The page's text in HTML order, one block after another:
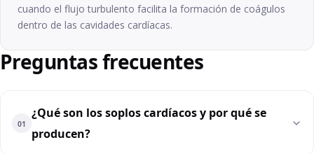
cuando el flujo turbulento facilita la formación de coágulos
dentro de las cavidades cardíacas.
Preguntas frecuentes
01
¿Qué son los soplos cardíacos y por qué se
producen?